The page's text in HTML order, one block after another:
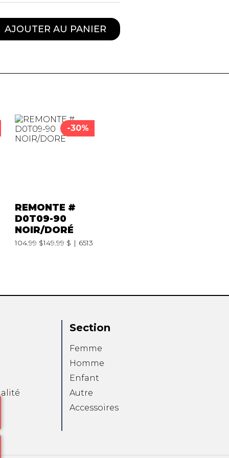
AJOUTER AU PANIER
-30%
REMONTE #
D0T09-90
NOIR/DORÉ
104.99 $149.99 $ 6513
Section
Femme
Homme
Enfant
Autre
Accessoires